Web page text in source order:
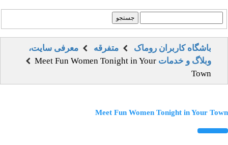
باشگاه کاربران روماک متفرقه
معرفی سایت،
وبلاگ و خدمات Meet Fun Women Tonight in Your
Town
Meet Fun Women Tonight in Your Town